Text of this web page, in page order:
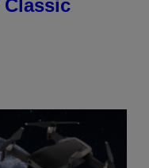
Classic